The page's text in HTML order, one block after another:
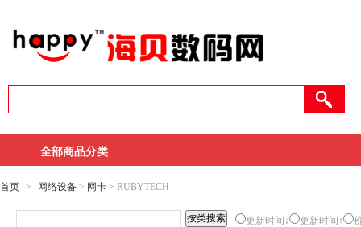
全部商品分类
首页 > 网络设备 > 网卡 > RUBYTECH
更新时间↓ 更新时间↑